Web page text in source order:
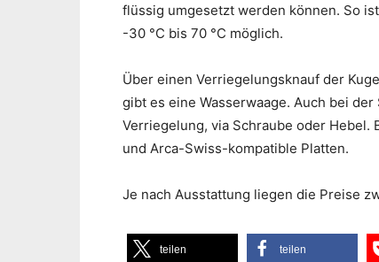
flüssig umgesetzt werden können. So
-30 °C bis 70 °C möglich.
Über einen Verriegelungsknauf der
gibt es eine Wasserwaage. Auch bei
Verriegelung, via Schraube oder
und Arca-Swiss-kompatible Platten.
Je nach Ausstattung liegen die Preise
teilen teilen